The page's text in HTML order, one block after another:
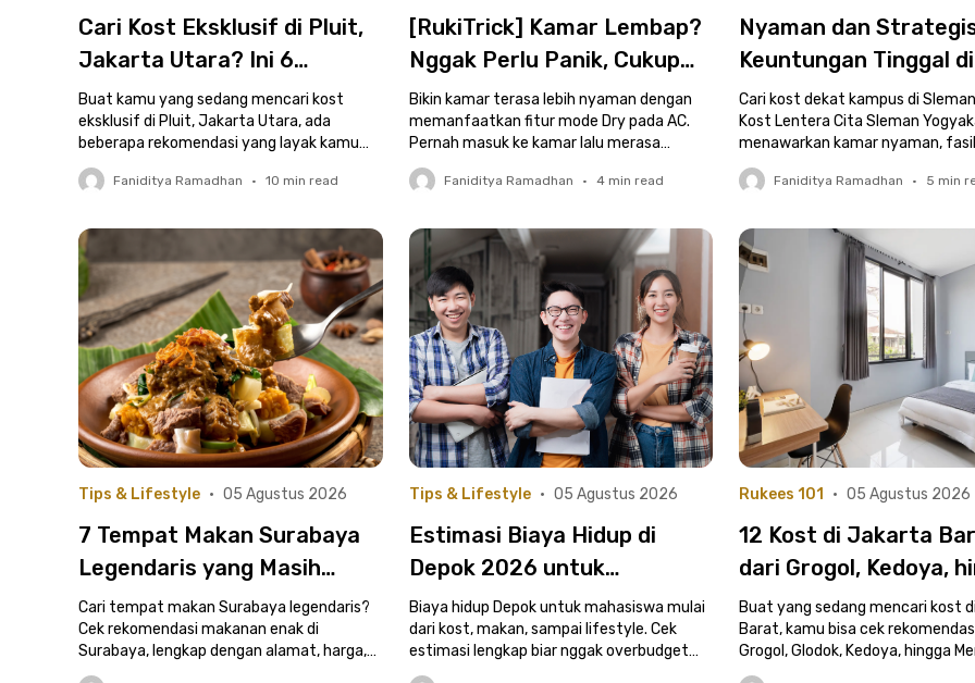
Cari Kost Eksklusif di Pluit,
Jakarta Utara? Ini 6
Rekomendasinya yang
Punya Fasilitas Juara!
Buat kamu yang sedang mencari kost
eksklusif di Pluit, Jakarta Utara, ada
beberapa rekomendasi yang layak kamu
pilih, nih. Yuk, cek di sini!
Faniditya Ramadhan • 10 min read
[RukiTrick] Kamar Lembap?
Nggak Perlu Panik, Cukup
Ganti Mode di Remote AC Ini
untuk Bantu Mengatasinya
Bikin kamar terasa lebih nyaman dengan
memanfaatkan fitur mode Dry pada AC.
Pernah masuk ke kamar lalu merasa
udaranya pengap, kasur terasa agak
lembap, atau..
Faniditya Ramadhan • 4min read
Nyaman dan
Keuntungan Tinggal
Kost Putri Lentera
Sleman Yogyakarta
Cari kost dekat kampus di
Kost Lentera Cita Sleman
menawarkan kamar nyaman,
lengkap, dan lokasi strategis.
Faniditya Ramadhan • 5 min
Tips & Lifestyle • 05 Agustus 2026
7 Tempat Makan Surabaya
Legendaris yang Masih
Ramai hingga Sekarang |
Wajib Masuk Bucket List!
Cari tempat makan Surabaya legendaris?
Cek rekomendasi makanan enak di
Surabaya, lengkap dengan alamat, harga,
dan menu yang wajib dicoba.
Tips & Lifestyle • 05 Agustus 2026
Estimasi Biaya Hidup di
Depok 2026 untuk
Mahasiswa, Lengkap dengan
Rinciannya
Biaya hidup Depok untuk mahasiswa mulai
dari kost, makan, sampai lifestyle. Cek
estimasi lengkap biar nggak overbudget
pas kuliah!
Rukees 101 • 05 Agustus 2026
12 Kost di Jakarta
dari Grogol, Kedoya,
Meruya | Fasilitas
Bikin Betah!
Buat yang sedang mencari kost
Barat, kamu bisa cek
Grogol, Glodok, Kedoya, hingga
berikut ini!